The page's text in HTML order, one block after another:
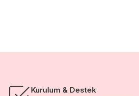
Kurulum & Destek